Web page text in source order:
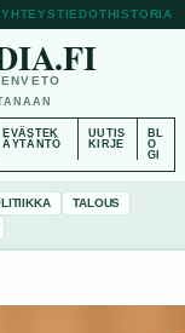
YHTEYSTIEDOTHISTORIA
EVÄSTEK
ÄYTÄNTÖ
UUTIS
KIRJE
BL
O
GI
TALOUS